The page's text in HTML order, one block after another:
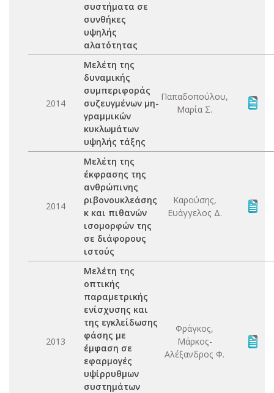
συστήματα σε
συνθήκες
υψηλής
αλατότητας
2014
Μελέτη της
δυναμικής
συμπεριφοράς
συζευγμένων μη-
γραμμικών
κυκλωμάτων
υψηλής τάξης
Παπαδοπούλου,
Μαρία Σ.
2014
Μελέτη της
έκφρασης της
ανθρώπινης
ριβονουκλεάσης
κ και πιθανών
ισομορφών της
σε διάφορους
ιστούς
Καρούσης,
Ευάγγελος Δ.
2013
Μελέτη της
οπτικής
παραμετρικής
ενίσχυσης και
της εγκλείδωσης
φάσης με
έμφαση σε
εφαρμογές
υψίρρυθμων
συστημάτων
Φράγκος,
Μάρκος-
Αλέξανδρος Φ.